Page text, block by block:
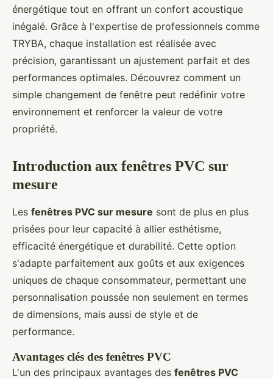
énergétique tout en offrant un confort acoustique
inégalé. Grâce à l'expertise de professionnels comme
TRYBA, chaque installation est réalisée avec
précision, garantissant un ajustement parfait et des
performances optimales. Découvrez comment un
simple changement de fenêtre peut redéfinir votre
environnement et renforcer la valeur de votre
propriété.
Introduction aux fenêtres PVC sur
mesure
Les fenêtres PVC sur mesure sont de plus en plus
prisées pour leur capacité à allier esthétisme,
efficacité énergétique et durabilité. Cette option
s'adapte parfaitement aux goûts et aux exigences
uniques de chaque consommateur, permettant une
personnalisation poussée non seulement en termes
de dimensions, mais aussi de style et de
performance.
Avantages clés des fenêtres PVC
L'un des principaux avantages des fenêtres PVC